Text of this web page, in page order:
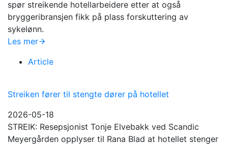
spør streikende hotellarbeidere etter at også
bryggeribransjen fikk på plass forskuttering av
sykelønn.
Les mer
Article
Streiken fører til stengte dører på hotellet
2026-05-18
STREIK: Resepsjonist Tonje Elvebakk ved Scandic
Meyergården opplyser til Rana Blad at hotellet stenger